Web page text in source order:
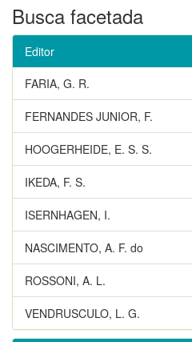
Busca facetada
Editor
FARIA, G. R.
FERNANDES JUNIOR, F.
HOOGERHEIDE, E. S. S.
IKEDA, F. S.
ISERNHAGEN, I.
NASCIMENTO, A. F. do
ROSSONI, A. L.
VENDRUSCULO, L. G.